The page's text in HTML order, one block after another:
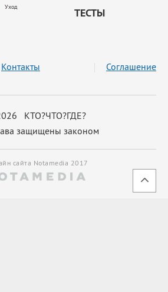
Уход
ТЕСТЫ
КТО?ЧТО?ГДЕ?
защищены законом
Контакты Соглашение
сайта Notamedia 2017